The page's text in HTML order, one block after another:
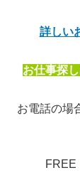
詳しい
お仕事探
お電話の場